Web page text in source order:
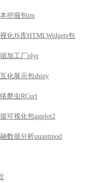
挖掘包tm
化JS库HTMLWidgets包
加工厂plyr
化展示包shiny
爬虫RCurl
可视化包ggplot2
数据分析quantmod